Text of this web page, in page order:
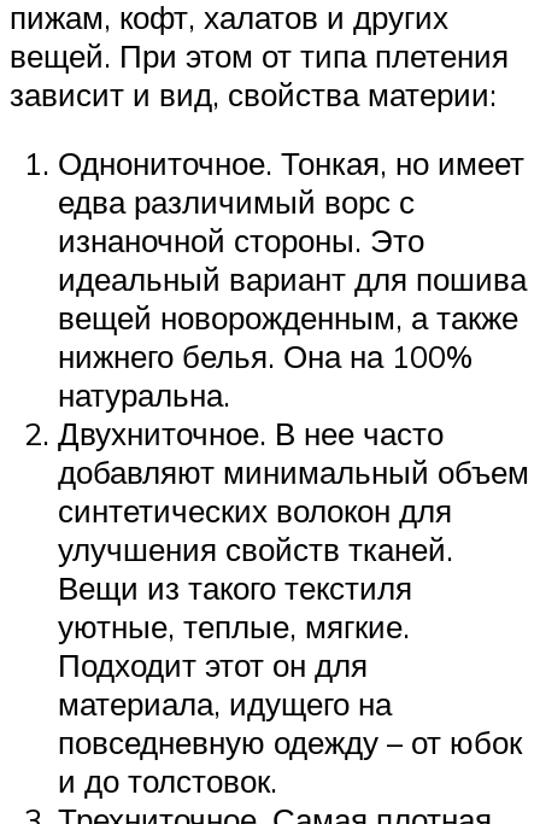
пижам, кофт, халатов и других
вещей. При этом от типа плетения
зависит и вид, свойства материи:
Однониточное. Тонкая, но имеет
едва различимый ворс с
изнаночной стороны. Это
идеальный вариант для пошива
вещей новорожденным, а также
нижнего белья. Она на 100%
натуральна.
Двухниточное. В нее часто
добавляют минимальный объем
синтетических волокон для
улучшения свойств тканей.
Вещи из такого текстиля
уютные, теплые, мягкие.
Подходит этот он для
материала, идущего на
повседневную одежду – от юбок
и до толстовок.